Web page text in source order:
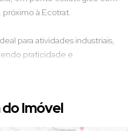
à Ecotrat.
para atividades industriais,
praticidade e
do Imóvel